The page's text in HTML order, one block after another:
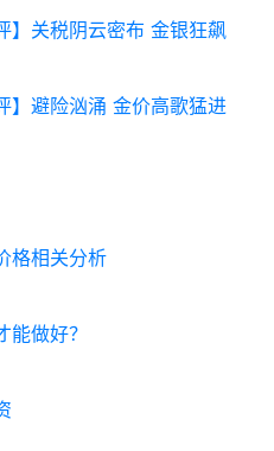
】关税阴云密布 金银狂飙
】避险汹涌 金价高歌猛进
格相关分析
做好？